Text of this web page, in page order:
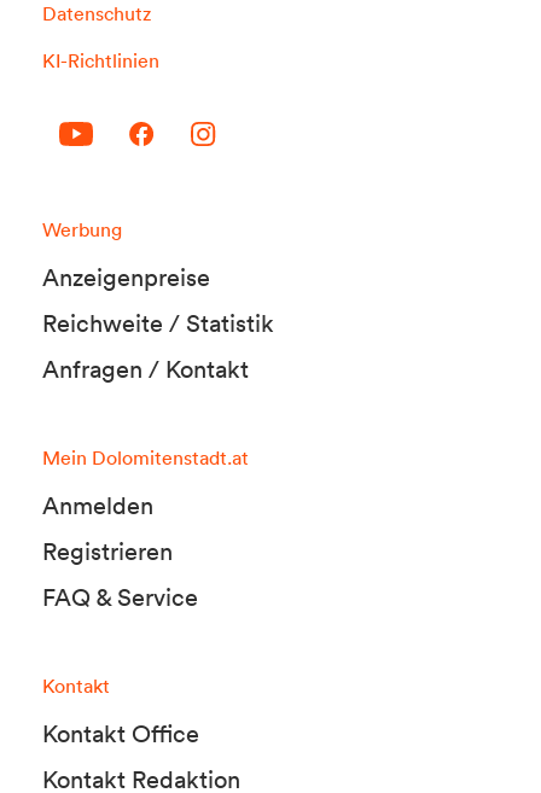
Datenschutz
KI-Richtlinien
Werbung
Anzeigenpreise
Reichweite / Statistik
Anfragen / Kontakt
Mein Dolomitenstadt.at
Anmelden
Registrieren
FAQ & Service
Kontakt
Kontakt Office
Kontakt Redaktion